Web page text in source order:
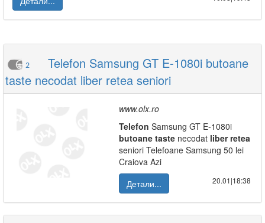
2
Telefon Samsung GT E-1080i butoane
taste necodat liber retea seniori
www.olx.ro
Telefon Samsung GT E-1080i
butoane taste necodat liber retea
seniori Telefoane Samsung 50 lei
Craiova Azi
Детали...
20.01|18:38